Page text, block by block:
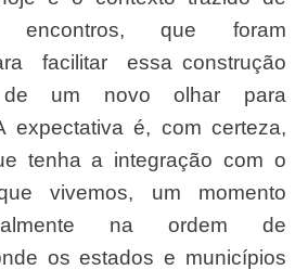
encontros, que foram
facilitar essa construção
um novo olhar para
é, com certeza,
tenha a integração com o
vivemos, um momento
na ordem de
os estados e municípios